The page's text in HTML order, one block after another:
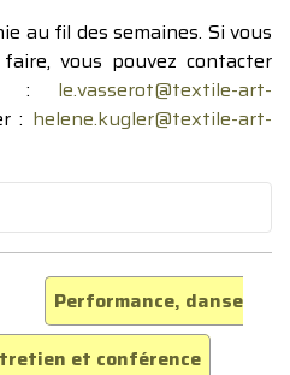
au fil des semaines. Si vous
vous pouvez contacter
: le.vasserot@textile-art-
: helene.kugler@textile-art-
Performance, danse
et conférence